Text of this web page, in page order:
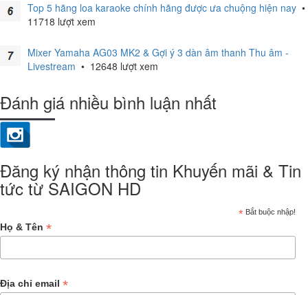
Top 5 hãng loa karaoke chính hãng được ưa chuộng hiện nay •
11718 lượt xem
Mixer Yamaha AG03 MK2 & Gợi ý 3 dàn âm thanh Thu âm -
Livestream • 12648 lượt xem
Đánh giá nhiều bình luận nhất
Đăng ký nhận thông tin Khuyến mãi & Tin
tức từ SAIGON HD
* Bắt buộc nhập!
Họ & Tên *
Địa chỉ email *